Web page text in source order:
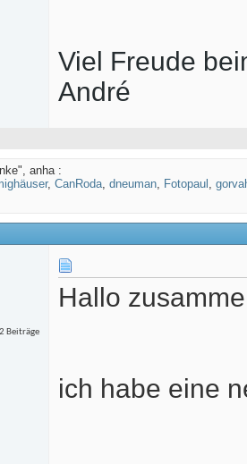
Viel Freude
André
anha :
, CanRoda, dneuman, Fotopaul ,
Beiträge
Hallo
ich habe eine